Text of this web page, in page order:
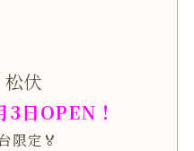
伏
3日OPEN！
限定🏅